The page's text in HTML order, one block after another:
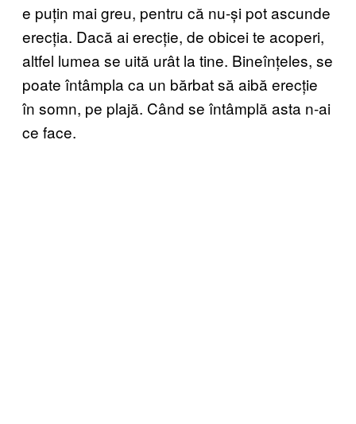
e puțin mai greu, pentru că nu-și pot ascunde
erecția. Dacă ai erecție, de obicei te acoperi,
altfel lumea se uită urât la tine. Bineînțeles, se
poate întâmpla ca un bărbat să aibă erecție
în somn, pe plajă. Când se întâmplă asta n-ai
ce face.